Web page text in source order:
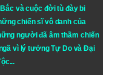
và cuộc đời tù đày bi
chiến sĩ vô danh của
người đã âm thầm chiến
vì lý tưởngTự DovàĐại
...